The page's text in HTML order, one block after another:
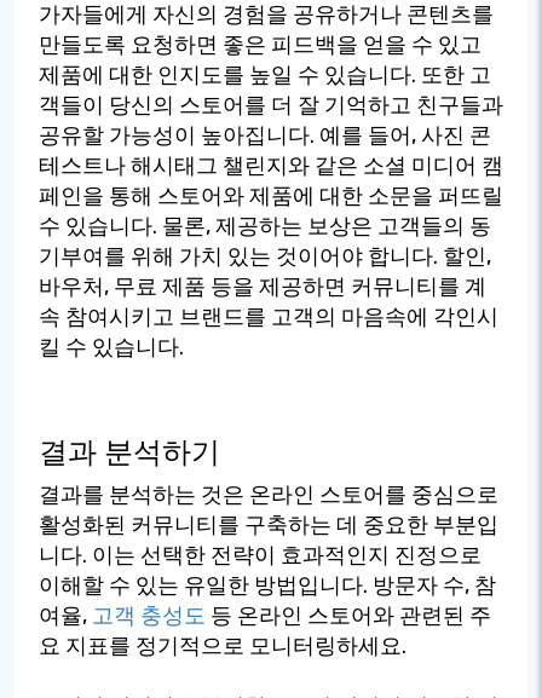
가자들에게 자신의 경험을 공유하거나 콘텐츠를
만들도록 요청하면 좋은 피드백을 얻을 수 있고
제품에 대한 인지도를 높일 수 있습니다. 또한 고
객들이 당신의 스토어를 더 잘 기억하고 친구들과
공유할 가능성이 높아집니다. 예를 들어, 사진 콘
테스트나 해시태그 챌린지와 같은 소셜 미디어 캠
페인을 통해 스토어와 제품에 대한 소문을 퍼뜨릴
수 있습니다. 물론, 제공하는 보상은 고객들의 동
기부여를 위해 가치 있는 것이어야 합니다. 할인,
바우처, 무료 제품 등을 제공하면 커뮤니티를 계
속 참여시키고 브랜드를 고객의 마음속에 각인시
킬 수 있습니다.
결과 분석하기
결과를 분석하는 것은 온라인 스토어를 중심으로
활성화된 커뮤니티를 구축하는 데 중요한 부분입
니다. 이는 선택한 전략이 효과적인지 진정으로
이해할 수 있는 유일한 방법입니다. 방문자 수, 참
여율, 고객 충성도 등 온라인 스토어와 관련된 주
요 지표를 정기적으로 모니터링하세요.